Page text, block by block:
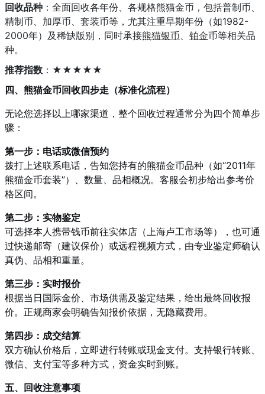
回收品种 ：全面回收各年份、各规格熊猫金币，包括普制币、
精制币、加厚币、套装币等，尤其注重早期年份（如1982-
2000年）及稀缺版别，同时承接熊猫银币 铂金币等相关品
种。
推荐指数 ：★★★★★
四、熊猫金币回收四步走（标准化流程）
无论您选择以上哪家渠道，整个回收过程通常分为四个简单步
骤：
第一步：电话或微信预约
拨打上述联系电话，告知您持有的熊猫金币品种（如“2011年
熊猫金币套装”）、数量、品相概况。客服会初步给出参考价
格区间。
第二步：实物鉴定
可选择本人携带钱币前往实体店（上海卢工市场等），也可通
过快递邮寄（建议保价）或远程视频方式，由专业鉴定师确认
真伪、品相和重量。
第三步：实时报价
根据当日国际金价、市场供需及鉴定结果，给出最终回收报
价。正规商家会明确告知报价依据，无隐藏费用。
第四步：成交结算
双方确认价格后，立即进行转账或现金支付。支持银行转账、
微信、支付宝等多种方式，资金实时到账。
五、回收注意事项